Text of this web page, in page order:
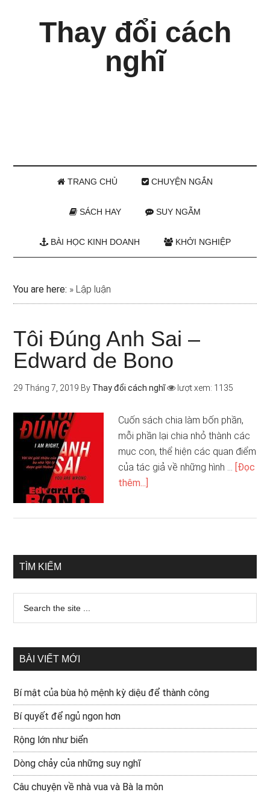
Thay đổi cách
nghĩ
TRANG CHỦ CHUYỆN NGẮN
SÁCH HAY SUY NGẪM
BÀI HỌC KINH DOANH KHỞI NGHIỆP
You are here: » Lập luận
Tôi Đúng Anh Sai –
Edward de Bono
29 Tháng 7, 2019 By Thay đổi cách nghĩ lượt xem: 1135
Cuốn sách chia làm bốn phần,
mỗi phần lại chia nhỏ thành các
mục con, thể hiện các quan điểm
của tác giả về những hình … [Đọc
thêm...]
TÌM KIẾM
BÀI VIẾT MỚI
Bí mật của bùa hộ mệnh kỳ diệu để thành công
Bí quyết để ngủ ngon hơn
Rộng lớn như biển
Dòng chảy của những suy nghĩ
Câu chuyện về nhà vua và Bà la môn